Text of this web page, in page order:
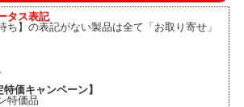
タス表記
ち】の表記がない製品は全て「お取り寄せ」
価キャンペーン】
特価品